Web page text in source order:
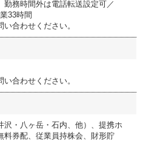
務時間外は電話転送設定可／
33時間
合わせください。
合わせください。
・八ヶ岳・石内、他）、提携ホ
料券配、従業員持株会、財形貯